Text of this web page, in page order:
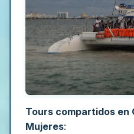
Tours compartidos en
Mujeres: